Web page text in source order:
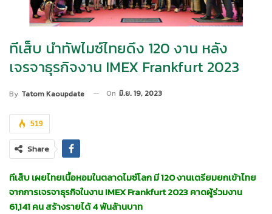
ทีเส็บ นำทัพไมซ์ไทยดึง 120 งาน หลัง
เจรจาธุรกิจงาน IMEX Frankfurt 2023
By Tatom Kaoupdate On มิ.ย. 19, 2023
519
Share
ทีเส็บ เผยไทยเนื้อหอมในตลาดไมซ์โลก มี120 งานเตรียมยกเข้าไทย
จากการเจรจาธุรกิจในงาน IMEX Frankfurt 2023 คาดผู้ร่วมงาน
61,141 คน สร้างรายได้ 4 พันล้านบาท